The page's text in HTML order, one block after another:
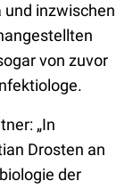
inzwischen
von zuvor
„In
Drosten an
der